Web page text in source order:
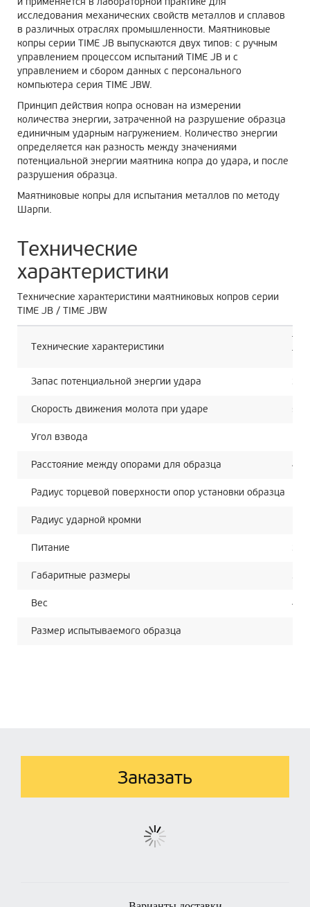
исследования механических свойств металлов и сплавов
в различных отраслях промышленности. Маятниковые
копры серии TIME JB выпускаются двух типов: с ручным
управлением процессом испытаний TIME JB и с
управлением и сбором данных с персонального
компьютера серия TIME JBW.
Принцип действия копра основан на измерении
количества энергии, затраченной на разрушение образца
единичным ударным нагружением. Количество энергии
определяется как разность между значениями
потенциальной энергии маятника копра до удара, и после
разрушения образца.
Маятниковые копры для испытания металлов по методу
Шарпи.
Технические
характеристики
Технические характеристики маятниковых копров серии
TIME JB / TIME JBW
Технические характеристики
Запас потенциальной энергии удара
Скорость движения молота при ударе 5.2
Угол взвода
Расстояние между опорами для образца 40
Радиус торцевой поверхности опор установки образца
Радиус ударной кромки
Питание
Габаритные размеры
Вес 450
Размер испытываемого образца
Заказать